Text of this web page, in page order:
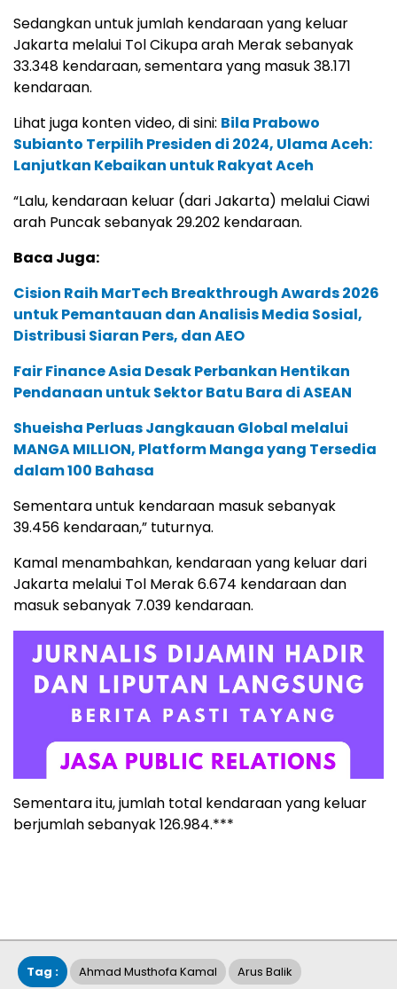
Sedangkan untuk jumlah kendaraan yang keluar
Jakarta melalui Tol Cikupa arah Merak sebanyak
33.348 kendaraan, sementara yang masuk 38.171
kendaraan.
Lihat juga konten video, di sini: Bila Prabowo
Subianto Terpilih Presiden di 2024, Ulama Aceh:
Lanjutkan Kebaikan untuk Rakyat Aceh
“Lalu, kendaraan keluar (dari Jakarta) melalui Ciawi
arah Puncak sebanyak 29.202 kendaraan.
Baca Juga:
Cision Raih MarTech Breakthrough Awards 2026
untuk Pemantauan dan Analisis Media Sosial,
Distribusi Siaran Pers, dan AEO
Fair Finance Asia Desak Perbankan Hentikan
Pendanaan untuk Sektor Batu Bara di ASEAN
Shueisha Perluas Jangkauan Global melalui
MANGA MILLION, Platform Manga yang Tersedia
dalam 100 Bahasa
Sementara untuk kendaraan masuk sebanyak
39.456 kendaraan,” tuturnya.
Kamal menambahkan, kendaraan yang keluar dari
Jakarta melalui Tol Merak 6.674 kendaraan dan
masuk sebanyak 7.039 kendaraan.
Sementara itu, jumlah total kendaraan yang keluar
berjumlah sebanyak 126.984.***
Tag : Ahmad Musthofa Kamal Arus Balik